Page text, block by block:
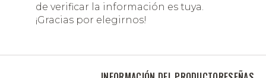
de verificar la información es tuya.
¡Gracias por elegirnos!